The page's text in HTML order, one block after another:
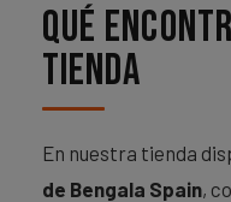
Qué
tienda
En nuestra tienda
de Bengala Spain,